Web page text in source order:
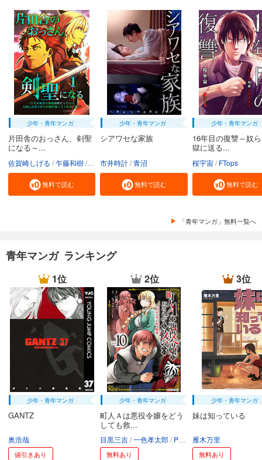
少年・青年マンガ
片田舎のおっさん、剣聖
になる～...
佐賀崎しげる 乍藤和樹 鍋島テツヒロ
無料で読む
少年・青年マンガ
シアワセな家族
市井時計 青沼
無料で読む
少年・青年マンガ
16年目の復讐～奴
獄に送る...
桜宇宙 FTops
無料で読む
「青年マンガ」無料一覧へ
青年マンガ ランキング
1位
少年・青年マンガ
GANTZ
奥浩哉
値引きあり
2位
少年・青年マンガ
町人Ａは悪役令嬢をどう
しても救...
目黒三吉 一色孝太郎 Parum
無料あり
3位
少年・青年マンガ
妹は知っている
雁木万里
無料あり